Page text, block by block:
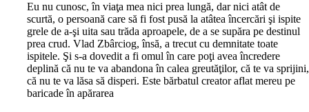
Eu nu cunosc, în viaţa mea nici prea lungă, dar nici atât de
scurtă, o persoană care să fi fost pusă la atâtea încercări şi ispite
grele de a-şi uita sau trăda aproapele, de a se supăra pe destinul
prea crud. Vlad Zbârciog, însă, a trecut cu demnitate toate
ispitele. Şi s-a dovedit a fi omul în care poţi avea încredere
deplină că nu te va abandona în calea greutăţilor, că te va sprijini,
că nu te va lăsa să disperi. Este bărbatul creator aflat mereu pe
baricade în apărarea